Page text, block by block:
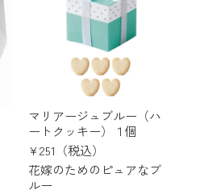
マリアージュブルー（ハ
ートクッキー）１個
¥251（税込）
花嫁のためのピュアなブ
ルー